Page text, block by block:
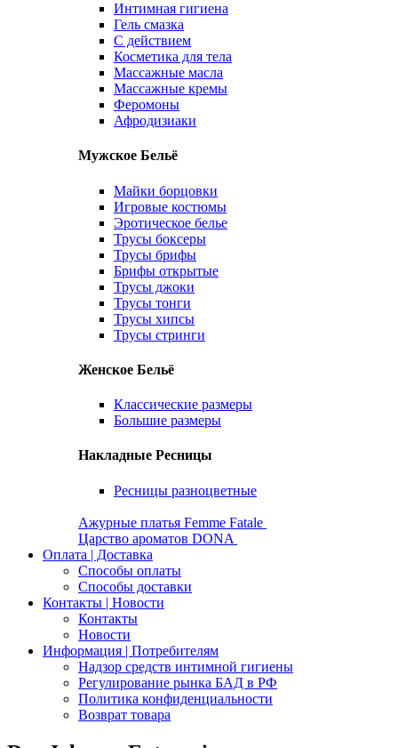
Интимная гигиена
Гель смазка
С действием
Косметика для тела
Массажные масла
Массажные кремы
Феромоны
Афродизиаки
Мужское Бельё
Майки борцовки
Игровые костюмы
Эротическое белье
Трусы боксеры
Трусы брифы
Брифы открытые
Трусы джоки
Трусы тонги
Трусы хипсы
Трусы стринги
Женское Бельё
Классические размеры
Большие размеры
Накладные Ресницы
Ресницы разноцветные
Ажурные платья Femme Fatale
Царство ароматов DONA
Оплата | Доставка
Способы оплаты
Способы доставки
Контакты | Новости
Контакты
Новости
Информация | Потребителям
Надзор средств интимной гигиены
Регулирование рынка БАД в РФ
Политика конфиденциальности
Возврат товара